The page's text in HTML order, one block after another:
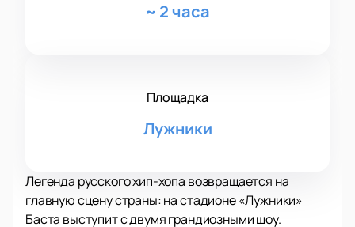
~ 2 часа
Площадка
Лужники
Легенда русского хип-хопа возвращается на
главную сцену страны: на стадионе «Лужники»
Баста выступит с двумя грандиозными шоу.